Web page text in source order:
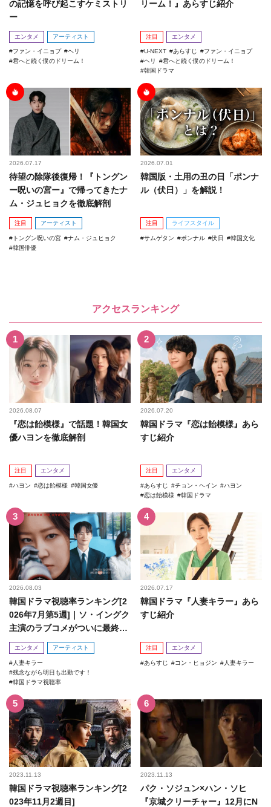
の記憶を呼び起こすケミストリ
ー
エンタメ アーティスト
ファン・イニョプ
ヘリ
君へと続く僕のドリーム！
リーム！』あらすじ紹介
注目 エンタメ
U-NEXT あらすじ
ファン・イニョプ
ヘリ
君へと続く僕のドリーム！
韓国ドラマ
2026.07.17
待望の除隊後復帰！『トングン
ー呪いの宮ー』で帰ってきたナ
ム・ジュヒョクを徹底解剖
注目 アーティスト
トングン呪いの宮
ナム・ジュヒョク
韓国俳優
2026.07.01
韓国版・土用の丑の日「ポンナ
ル（伏日）」を解説！
注目 ライフスタイル
サムゲタン ポンナル 伏日 韓国文化
アクセスランキング
2026.08.07
『恋は飴模様』で話題！韓国女
優ハヨンを徹底解剖
注目 エンタメ
ハヨン 恋は飴模様 韓国女優
2026.07.20
韓国ドラマ『恋は飴模様』あら
すじ紹介
注目 エンタメ
あらすじ チョン・ヘイン
ハヨン
恋は飴模様
韓国ドラマ
2026.08.03
韓国ドラマ視聴率ランキング[2
026年7月第5週]｜ソ・イングク
主演のラブコメがついに最終
回！
エンタメ アーティスト
人妻キラー
残念ながら明日も出勤です！
韓国ドラマ視聴率
2026.07.17
韓国ドラマ『人妻キラー』あら
すじ紹介
注目 エンタメ
あらすじ コン・ヒョジン 人妻キラー
2023.11.13
韓国ドラマ視聴率ランキング[2
023年11月2週目]
2023.11.13
パク・ソジュン×ハン・ソヒ
『京城クリーチャー』12月にN